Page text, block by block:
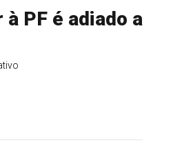
PF é adiado a